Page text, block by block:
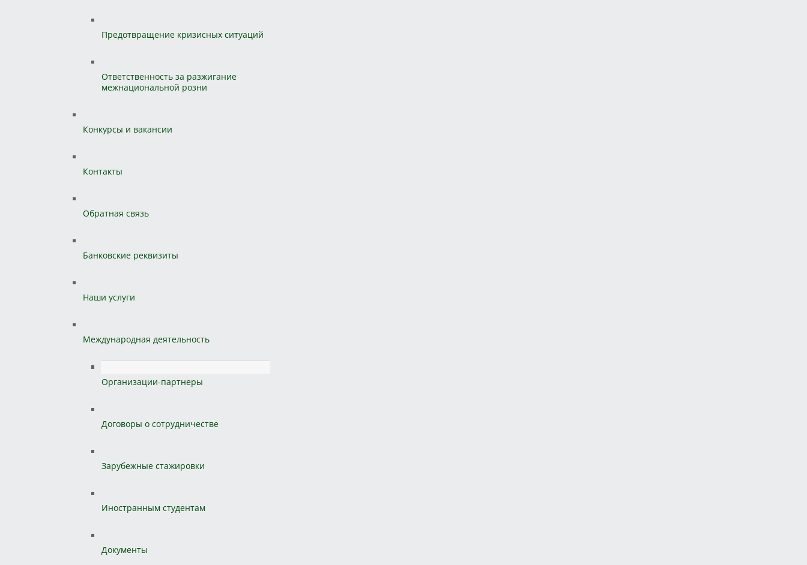
Предотвращение кризисных ситуаций
Ответственность за разжигание
межнациональной розни
Конкурсы и вакансии
Контакты
Обратная связь
Банковские реквизиты
Наши услуги
Международная деятельность
Организации-партнеры
Договоры о сотрудничестве
Зарубежные стажировки
Иностранным студентам
Документы